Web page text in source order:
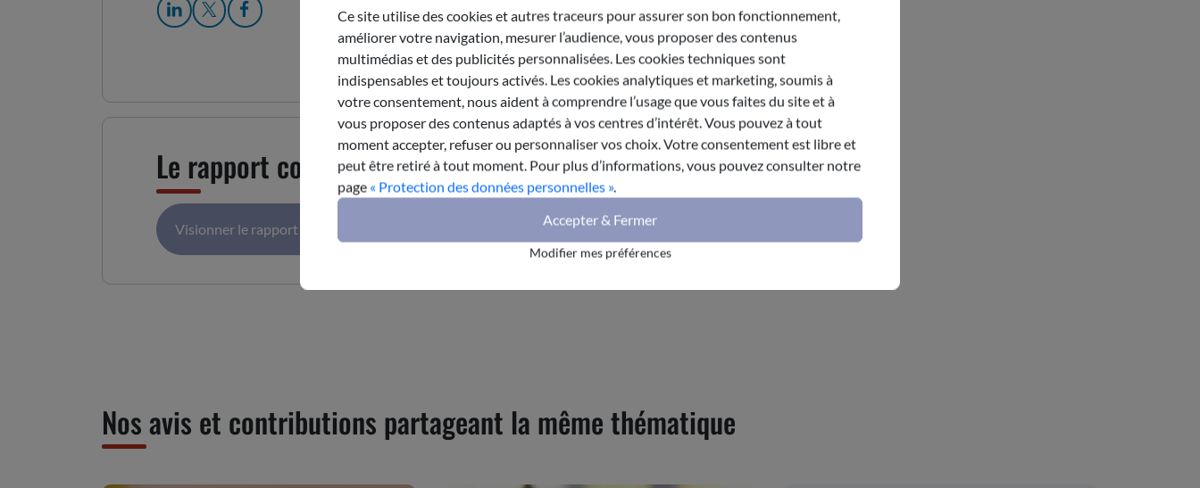
Le rapport complet
Visionner le rapport
Nos avis et contributions partageant la même thématique
Ce site utilise des cookies et autres traceurs pour assurer son bon fonctionnement,
améliorer votre navigation, mesurer l’audience, vous proposer des contenus
multimédias et des publicités personnalisées. Les cookies techniques sont
indispensables et toujours activés. Les cookies analytiques et marketing, soumis à
votre consentement, nous aident à comprendre l’usage que vous faites du site et à
vous proposer des contenus adaptés à vos centres d’intérêt. Vous pouvez à tout
moment accepter, refuser ou personnaliser vos choix. Votre consentement est libre et
peut être retiré à tout moment. Pour plus d’informations, vous pouvez consulter notre
page « Protection des données personnelles ».
Accepter & Fermer
Modifier mes préférences